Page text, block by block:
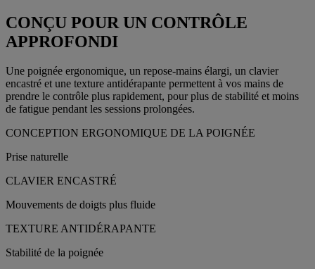
CONÇU POUR UN CONTRÔLE
APPROFONDI
Une poignée ergonomique, un repose-mains élargi, un clavier
encastré et une texture antidérapante permettent à vos mains de
prendre le contrôle plus rapidement, pour plus de stabilité et moins
de fatigue pendant les sessions prolongées.
CONCEPTION ERGONOMIQUE DE LA POIGNÉE
Prise naturelle
CLAVIER ENCASTRÉ
Mouvements de doigts plus fluide
TEXTURE ANTIDÉRAPANTE
Stabilité de la poignée